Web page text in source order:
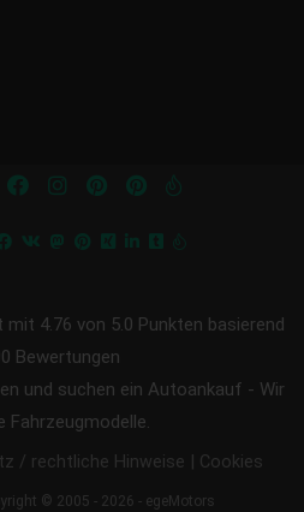
mit 4.76 von 5.0 Punkten basierend
Bewertungen
und suchen ein Autoankauf - Wir
Fahrzeugmodelle.
/ rechtliche Hinweise | Cookies
© 2005 - 2026 - egeMotors